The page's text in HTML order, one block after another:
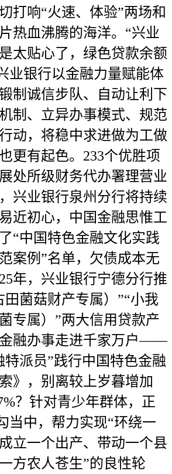
打响“火速、体验”两场和
热血沸腾的海洋。“兴业
太贴心了，绿色贷款余额
业银行以金融力量赋能体
制诚信步队、自动让利下
制、立异办事模式、规范
动，将稳中求进做为工做
更有起色。233个优胜项
处所级财务代办署理营业
兴业银行泉州分行将持续
近初心，中国金融思惟工
“中国特色金融文化实践
案例”名单，欠债成本无
年，兴业银行宁德分行推
田菌菇财产专属）”“小我
专属）”两大信用贷款产
融办事走进千家万户——
特派员”践行中国特色金融
》，别离较上岁暮增加
？针对青少年群体，正
当中，帮力实现“环绕一
立一个出产、带动一个县
方农人苍生”的良性轮